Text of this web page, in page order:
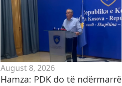
August 8, 2026
Hamza: PDK do të ndërmarrë